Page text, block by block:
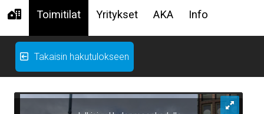
Toimitilat Yritykset AKA Info
Takaisin hakutulokseen